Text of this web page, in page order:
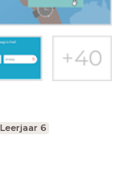
Leerjaar 6